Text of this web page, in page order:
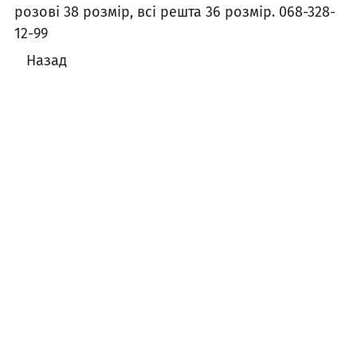
розові 38 розмір, всі решта 36 розмір. 068-328-
12-99
Назад